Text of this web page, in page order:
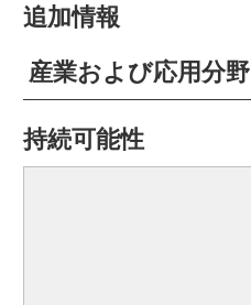
追加情報
産業および応用分野
持続可能性